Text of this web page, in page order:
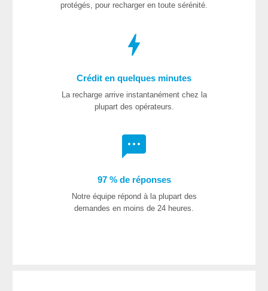
protégés, pour recharger en toute sérénité.
Crédit en quelques minutes
La recharge arrive instantanément chez la
plupart des opérateurs.
97 % de réponses
Notre équipe répond à la plupart des
demandes en moins de 24 heures.